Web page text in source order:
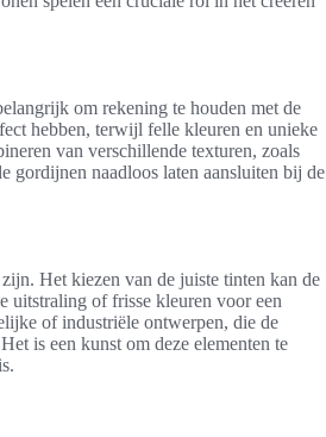
om rekening te houden met de
hebben, terwijl felle kleuren en unieke
van verschillende texturen, zoals
gordijnen naadloos laten aansluiten bij de
Het kiezen van de juiste tinten kan de
uitstraling of frisse kleuren voor een
of industriële ontwerpen, die de
is een kunst om deze elementen te